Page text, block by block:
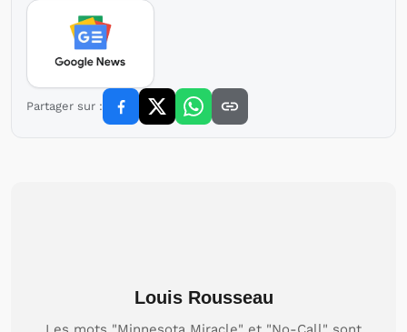
Partager sur :
Louis Rousseau